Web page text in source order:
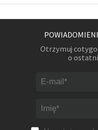
Otrzymuj
o